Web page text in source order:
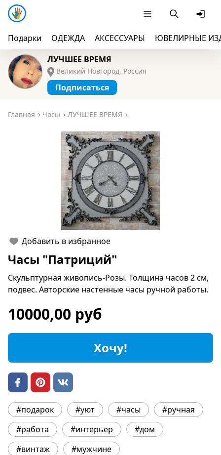
Подарки ОДЕЖДА АКСЕССУАРЫ
ЮВЕЛИРНЫЕ
ЛУЧШЕЕ ВРЕМЯ
Великий Новгород, Россия
Подписаться
Главная Часы ЛУЧШЕЕ ВРЕМЯ
Добавить в избранное
Часы "Патриций"
Скульптурная живопись-Розы. Толщина часов 2 см,
подвес. Авторские настенные часы ручной работы.
10000,00 руб
Хочу!
#подарок #уют #часы
#ручная
#работа
#интерьер
#дом
#винтаж
#мужчине